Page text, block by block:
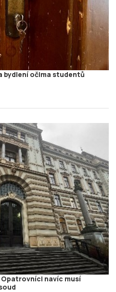
bydlení očima studentů
navíc musí